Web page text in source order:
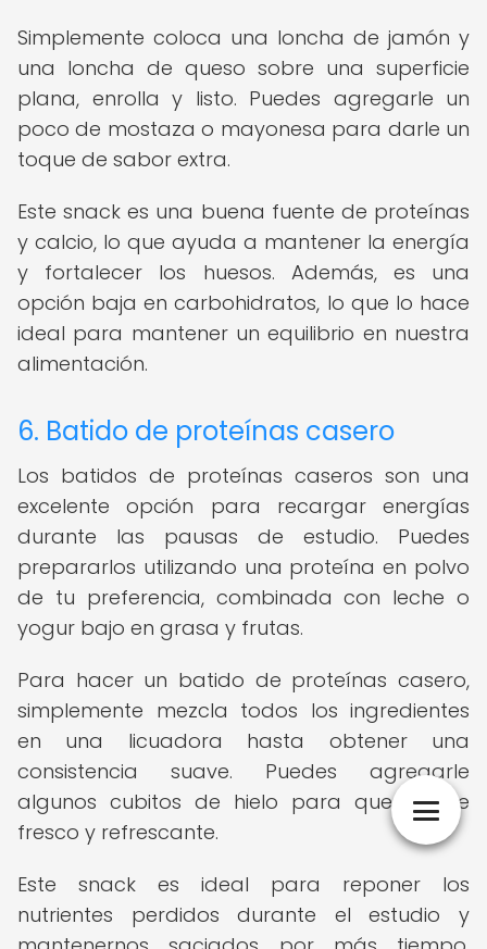
Simplemente coloca una loncha de jamón y
una loncha de queso sobre una superficie
plana, enrolla y listo. Puedes agregarle un
poco de mostaza o mayonesa para darle un
toque de sabor extra.
Este snack es una buena fuente de proteínas
y calcio, lo que ayuda a mantener la energía
y fortalecer los huesos. Además, es una
opción baja en carbohidratos, lo que lo hace
ideal para mantener un equilibrio en nuestra
alimentación.
6. Batido de proteínas casero
Los batidos de proteínas caseros son una
excelente opción para recargar energías
durante las pausas de estudio. Puedes
prepararlos utilizando una proteína en polvo
de tu preferencia, combinada con leche o
yogur bajo en grasa y frutas.
Para hacer un batido de proteínas casero,
simplemente mezcla todos los ingredientes
en una licuadora hasta obtener una
consistencia suave. Puedes agregarle
algunos cubitos de hielo para que quede
fresco y refrescante.
Este snack es ideal para reponer los
nutrientes perdidos durante el estudio y